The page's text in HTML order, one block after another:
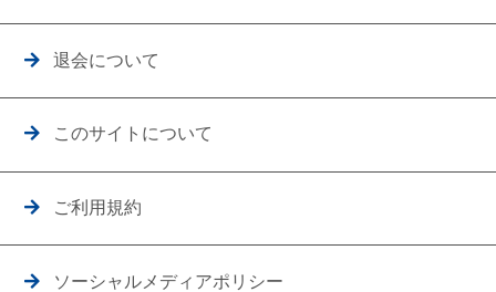
退会について
このサイトについて
ご利用規約
ソーシャルメディアポリシー